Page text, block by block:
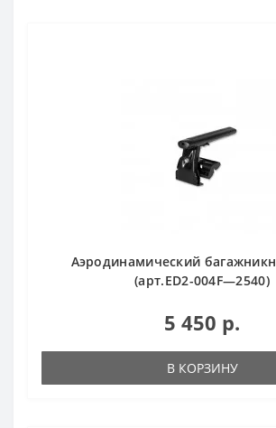
Аэродинамический
(арт.ED2-004F—2540)
5 450 р.
В КОРЗИНУ